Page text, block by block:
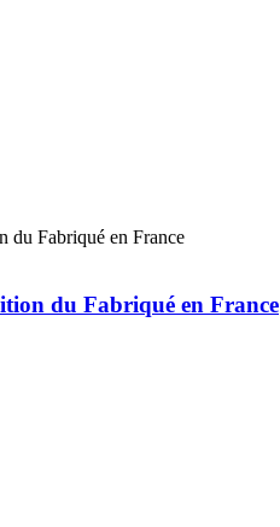
du Fabriqué en France